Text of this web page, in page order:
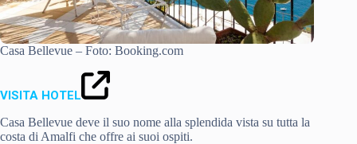
Casa Bellevue – Foto: Booking.com
VISITA HOTEL
Casa Bellevue deve il suo nome alla splendida vista su tutta la
costa di Amalfi che offre ai suoi ospiti.